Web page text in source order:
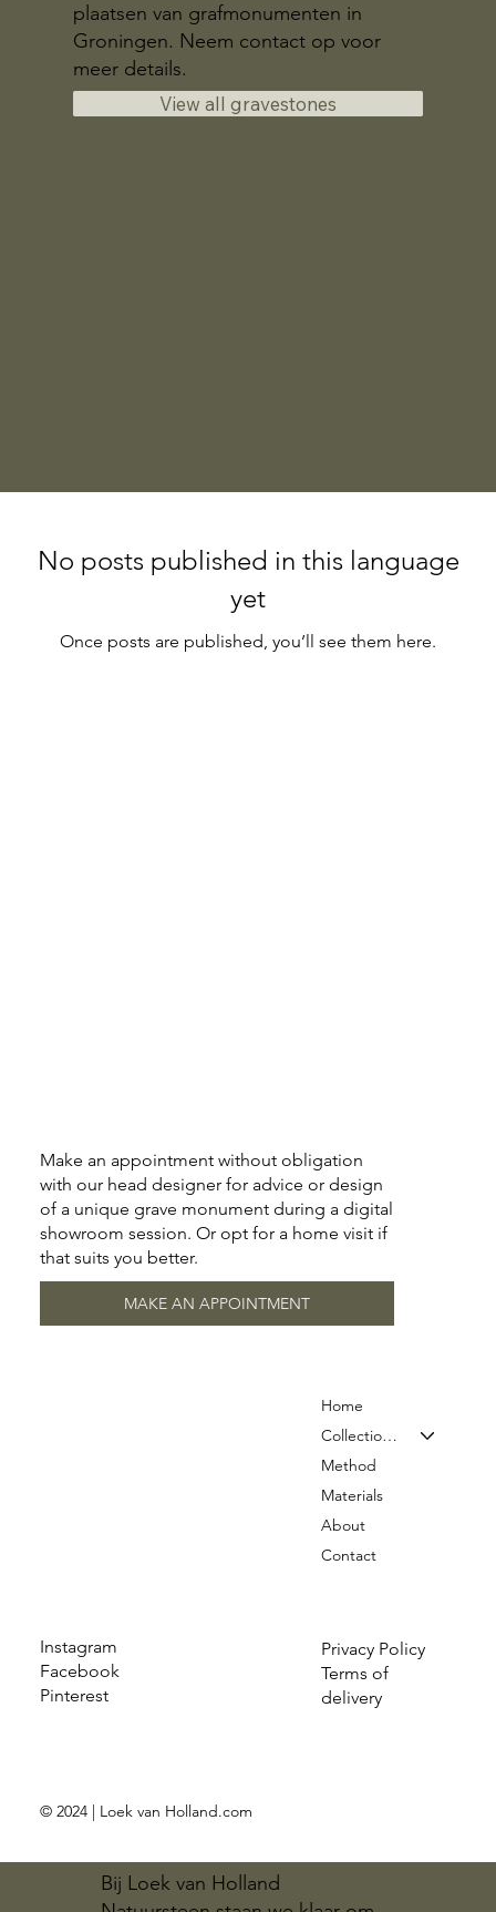
Bij Loek van Holland
plaatsen van grafmonumenten in
Groningen. Neem contact op voor
meer details.
View all gravestones
No posts published in this language
yet
Once posts are published, you’ll see them here.
Instagram
Facebook
Pinterest
Privacy Policy
Terms of
delivery
Home
Collection & Prices
Method
Materials
About
Contact
© 2024 | Loek van Holland.com
Make an appointment without obligation
with our head designer for advice or design
of a unique grave monument during a digital
showroom session. Or opt for a home visit if
that suits you better.
MAKE AN APPOINTMENT